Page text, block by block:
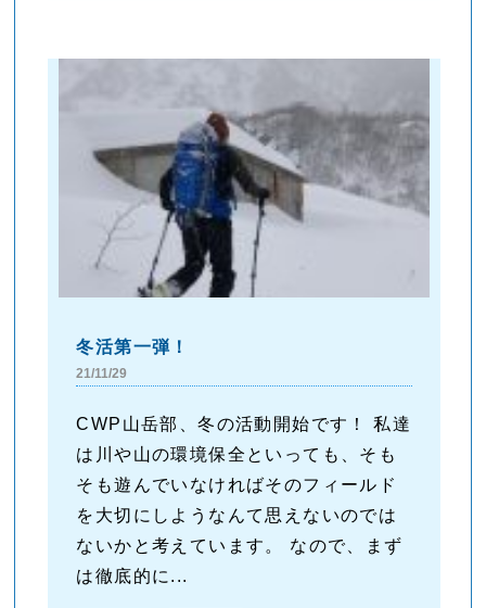
冬活第一弾！
21/11/29
CWP山岳部、冬の活動開始です！ 私達
は川や山の環境保全といっても、そも
そも遊んでいなければそのフィールド
を大切にしようなんて思えないのでは
ないかと考えています。 なので、まず
は徹底的に...